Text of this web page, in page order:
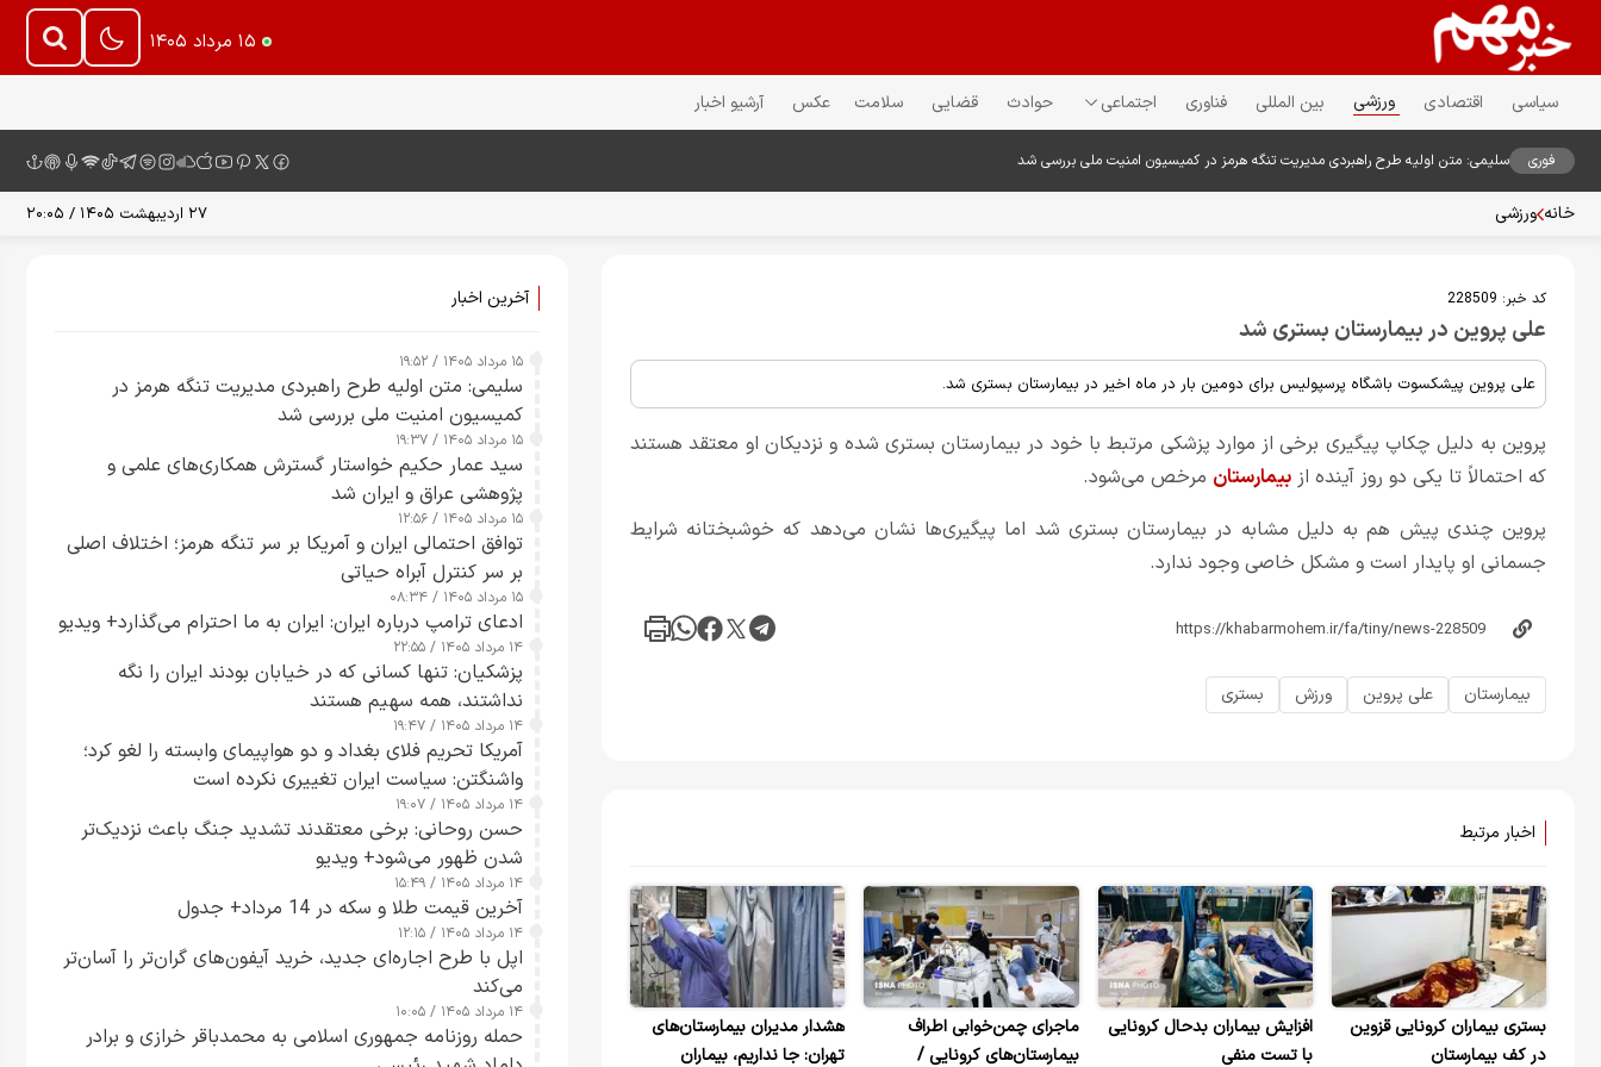
۱۵ مرداد ۱۴۰۵
سیاسی اقتصادی ورزشی بین المللی فناوری اجتماعی حوادث قضایی سلامت عکس آرشیو اخبار
فوری سلیمی: متن اولیه طرح راهبردی مدیریت تنگه هرمز در کمیسیون امنیت ملی بررسی شد
خانه ورزشی ۲۷ اردیبهشت ۱۴۰۵ / ۲۰:۰۵
کد خبر: 228509
علی پروین در بیمارستان بستری شد
علی پروین پیشکسوت باشگاه پرسپولیس برای دومین بار در ماه اخیر در بیمارستان بستری شد.
پروین به دلیل چکاپ پیگیری برخی از موارد پزشکی مرتبط با خود در بیمارستان بستری شده و نزدیکان او معتقد هستند
که احتمالاً تا یکی دو روز آینده از بیمارستان مرخص می‌شود.
پروین چندی پیش هم به دلیل مشابه در بیمارستان بستری شد اما پیگیری‌ها نشان می‌دهد که خوشبختانه شرایط
جسمانی او پایدار است و مشکل خاصی وجود ندارد.
بیمارستان علی پروین ورزش بستری
اخبار مرتبط
بستری بیماران کرونایی قزوین
در کف بیمارستان
افزایش بیماران بدحال کرونایی
با تست منفی
ماجرای چمن‌خوابی اطراف
بیمارستان‌های کرونایی /
هشدار مدیران بیمارستان‌های
تهران: جا نداریم، بیماران
آخرین اخبار
۱۵ مرداد ۱۴۰۵ / ۱۹:۵۲
سلیمی: متن اولیه طرح راهبردی مدیریت تنگه هرمز در
کمیسیون امنیت ملی بررسی شد
۱۵ مرداد ۱۴۰۵ / ۱۹:۳۷
سید عمار حکیم خواستار گسترش همکاری‌های علمی و
پژوهشی عراق و ایران شد
۱۵ مرداد ۱۴۰۵ / ۱۲:۵۶
توافق احتمالی ایران و آمریکا بر سر تنگه هرمز؛ اختلاف اصلی
بر سر کنترل آبراه حیاتی
۱۵ مرداد ۱۴۰۵ / ۰۸:۳۴
ادعای ترامپ درباره ایران: ایران به ما احترام می‌گذارد+ ویدیو
۱۴ مرداد ۱۴۰۵ / ۲۲:۵۵
پزشکیان: تنها کسانی که در خیابان بودند ایران را نگه
نداشتند، همه سهیم هستند
۱۴ مرداد ۱۴۰۵ / ۱۹:۴۷
آمریکا تحریم فلای بغداد و دو هواپیمای وابسته را لغو کرد؛
واشنگتن: سیاست ایران تغییری نکرده است
۱۴ مرداد ۱۴۰۵ / ۱۹:۰۷
حسن روحانی: برخی معتقدند تشدید جنگ باعث نزدیک‌تر
شدن ظهور می‌شود+ ویدیو
۱۴ مرداد ۱۴۰۵ / ۱۵:۴۹
آخرین قیمت طلا و سکه در 14 مرداد+ جدول
۱۴ مرداد ۱۴۰۵ / ۱۲:۱۵
اپل با طرح اجاره‌ای جدید، خرید آیفون‌های گران‌تر را آسان‌تر
می‌کند
۱۴ مرداد ۱۴۰۵ / ۱۰:۰۵
حمله روزنامه جمهوری اسلامی به محمدباقر خرازی و برادر